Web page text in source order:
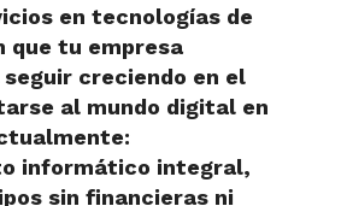
en tecnologías de
que tu empresa
creciendo en el
al mundo digital en
informático integral,
sin financieras ni